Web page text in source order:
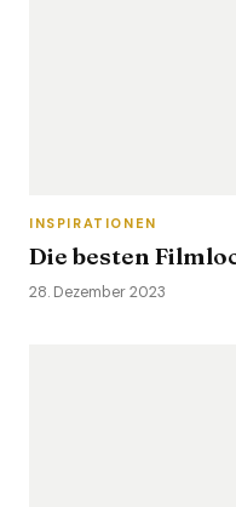
INSPIRATIONEN
Die besten
28. Dezember 2023